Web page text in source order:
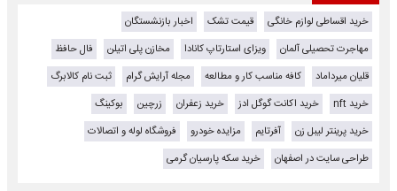
خرید اقساطی لوازم خانگی قیمت تشک
اخبار بازنشستگان
مهاجرت تحصیلی آلمان
ویزای استارتاپ کانادا مخازن پلی اتیلن
فال حافظ
قلیان میرداماد
کافه مناسب کار و مطالعه مجله آرایش گرام
ثبت نام کالابرگ
خرید nft
خرید اکانت گوگل ادز خرید زعفران زرچین
بوکینگ
خرید پرینتر لیبل زن
آفرتایم مزایده خودرو
فروشگاه لوله و اتصالات
طراحی سایت در اصفهان
خرید سکه پارسیان گرمی